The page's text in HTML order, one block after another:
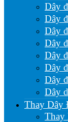
Dây
Dây
Dây
Dây
Dây
Dây
Dây
Dây
Thay Dây
Thay